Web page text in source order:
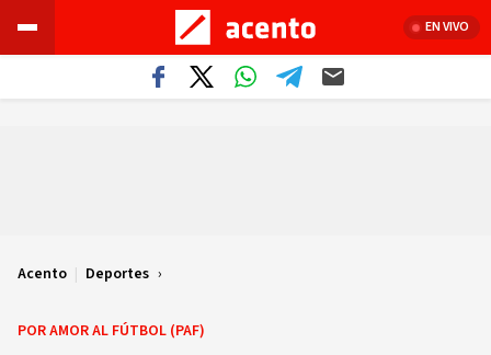
EN VIVO
Acento | Deportes
POR AMOR AL FÚTBOL (PAF)